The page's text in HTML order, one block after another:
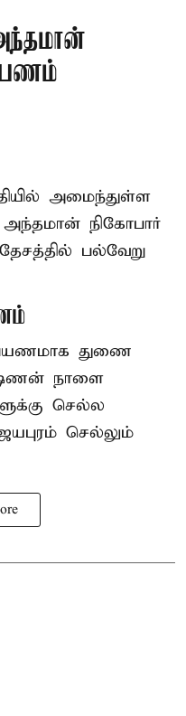
அமைந்துள்ள
அந்தமான் நிகோபார்
பல்வேறு
துணை
நாளை
செல்ல
செல்லும்